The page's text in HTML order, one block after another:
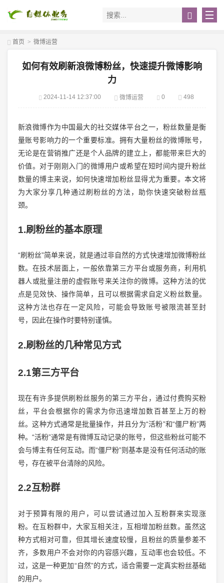
首页 > 微博运营
如何有效刷新浪微博粉丝，快速提升微博影响
力
2024-11-14 12:37:00 微博运营 0 498
新浪微博作为中国最大的社交媒体平台之一，粉丝数量是衡
量账号影响力的一个重要标准。拥有大量粉丝的微博账号，
无论是在营销推广还是个人品牌的建立上，都能带来巨大的
价值。对于刚刚入门的微博用户或希望在短时间内提升粉丝
数量的博主来说，如何快速增加粉丝显得尤为重要。本文将
为大家分享几种通过刷粉丝的方法，助你快速突破粉丝瓶
颈。
1.刷粉丝的基本原理
“刷粉丝”简单来说，就是通过非自然的方式快速增加微博粉丝
数。在技术层面上，一般依靠第三方平台或服务商，利用机
器人或批量注册的虚假账号来关注你的微博。这种方法的优
点是见效快、操作简单，且可以根据需求自定义粉丝数量。
这种方法也存在一定风险，可能会导致账号被限流甚至封
号，因此在操作时要特别谨慎。
2.刷粉丝的几种常见方式
2.1第三方平台
现在有许多提供刷粉丝服务的第三方平台，通过付费购买粉
丝，平台会根据你的需求为你迅速增加数百甚至上万的粉
丝。这种方式通常是批量操作，并且分为“活粉”和“僵尸粉”两
种。“活粉”通常是有微博互动记录的账号，但这些粉丝可能不
会与博主有任何互动。而“僵尸粉”则基本是没有任何活动的账
号，存在被平台清除的风险。
2.2互粉群
对于预算有限的用户，可以尝试通过加入互粉群来实现涨
粉。在互粉群中，大家互相关注，互相增加粉丝数。虽然这
种方式相对可靠，但其增长速度较慢，且粉丝的质量参差不
齐，多数用户不会对你的内容感兴趣，互动率也会较低。不
过，这是一种更加“自然”的方式，适合需要一定真实粉丝基础
的用户。